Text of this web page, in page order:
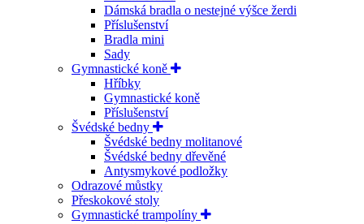
Dámská bradla o nestejné výšce žerdi
Příslušenství
Bradla mini
Sady
Gymnastické koně
Hříbky
Gymnastické koně
Příslušenství
Švédské bedny
Švédské bedny molitanové
Švédské bedny dřevěné
Antysmykové podložky
Odrazové můstky
Přeskokové stoly
Gymnastické trampolíny